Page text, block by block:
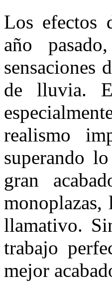
Los efectos
año
sensaciones
de lluvia.
realismo
superando
gran
llamativo.
trabajo
mejor